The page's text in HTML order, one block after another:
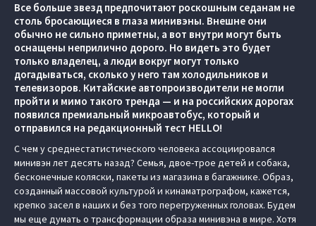
Все больше звезд предпочитают роскошным седанам не
столь бросающиеся в глаза минивэны. Внешне они
обычно не сильно приметны, а вот внутри могут быть
оснащены неприлично дорого. Но видеть это будет
только владелец, а люди вокруг могут только
догадываться, сколько у него там холодильников и
телевизоров. Китайские автопроизводители не могли
пройти и мимо такого тренда — и на российских дорогах
появился премиальный микроавтобус, который и
отправился на редакционный тест HELLO!
C чем у среднестатистического человека ассоциировался
минивэн лет десять назад? Семья, двое-трое детей и собака,
бесконечные коляски, пакеты из магазина в багажнике. Образ,
созданный массовой культурой и кинаматрографом, кажется,
крепко засел в наших и без того перегруженных головах. Будем
мы еще думать о трансформации образа минивэна в мире. Хотя